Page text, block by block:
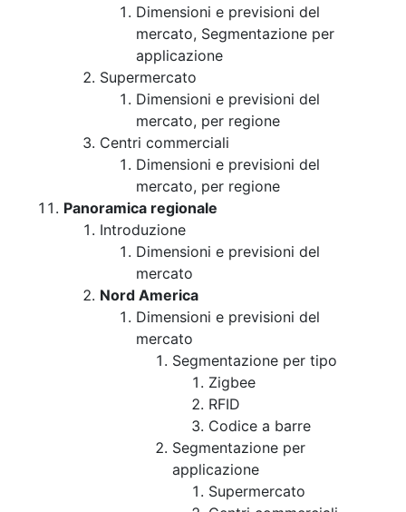
Dimensioni e previsioni del
mercato, Segmentazione per
applicazione
Supermercato
Dimensioni e previsioni del
mercato, per regione
Centri commerciali
Dimensioni e previsioni del
mercato, per regione
Panoramica regionale
Introduzione
Dimensioni e previsioni del
mercato
Nord America
Dimensioni e previsioni del
mercato
Segmentazione per tipo
Zigbee
RFID
Codice a barre
Segmentazione per
applicazione
Supermercato